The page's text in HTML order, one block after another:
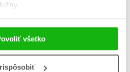
všetko